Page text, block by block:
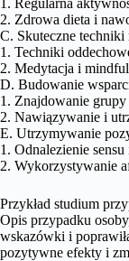
1. Regularna
2. Zdrowa dieta i
C. Skuteczne techniki
1. Techniki
2. Medytacja i
D. Budowanie
1. Znajdowanie grupy
2. Nawiązywanie i
E. Utrzymywanie
1. Odnalezienie
2. Wykorzystywanie
Przykład studium
Opis przypadku
wskazówki i
pozytywne efekty i